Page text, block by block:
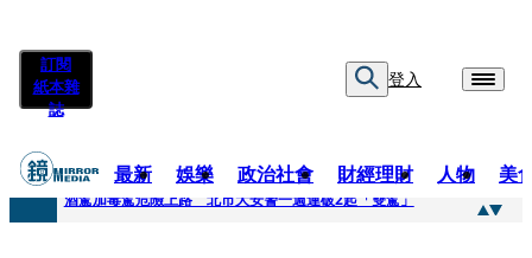
訂閱
紙本雜
誌
登入
最新 娛樂 政治社會 財經理財 人物 美
快訊
酒駕加毒駕危險上路 北市大安警一週連破2起「雙駕」